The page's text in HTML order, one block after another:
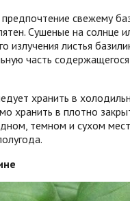
свежему
Сушеные на солнце
излучения листья
часть
хранить в
хранить в плотно
темном и сухом